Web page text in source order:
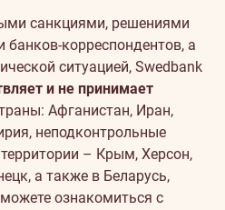
санкциями, решениями
банков-корреспондентов, а
ситуацией, Swedbank
и не принимает
Афганистан, Иран,
неподконтрольные
– Крым, Херсон,
а также в Беларусь,
ознакомиться с